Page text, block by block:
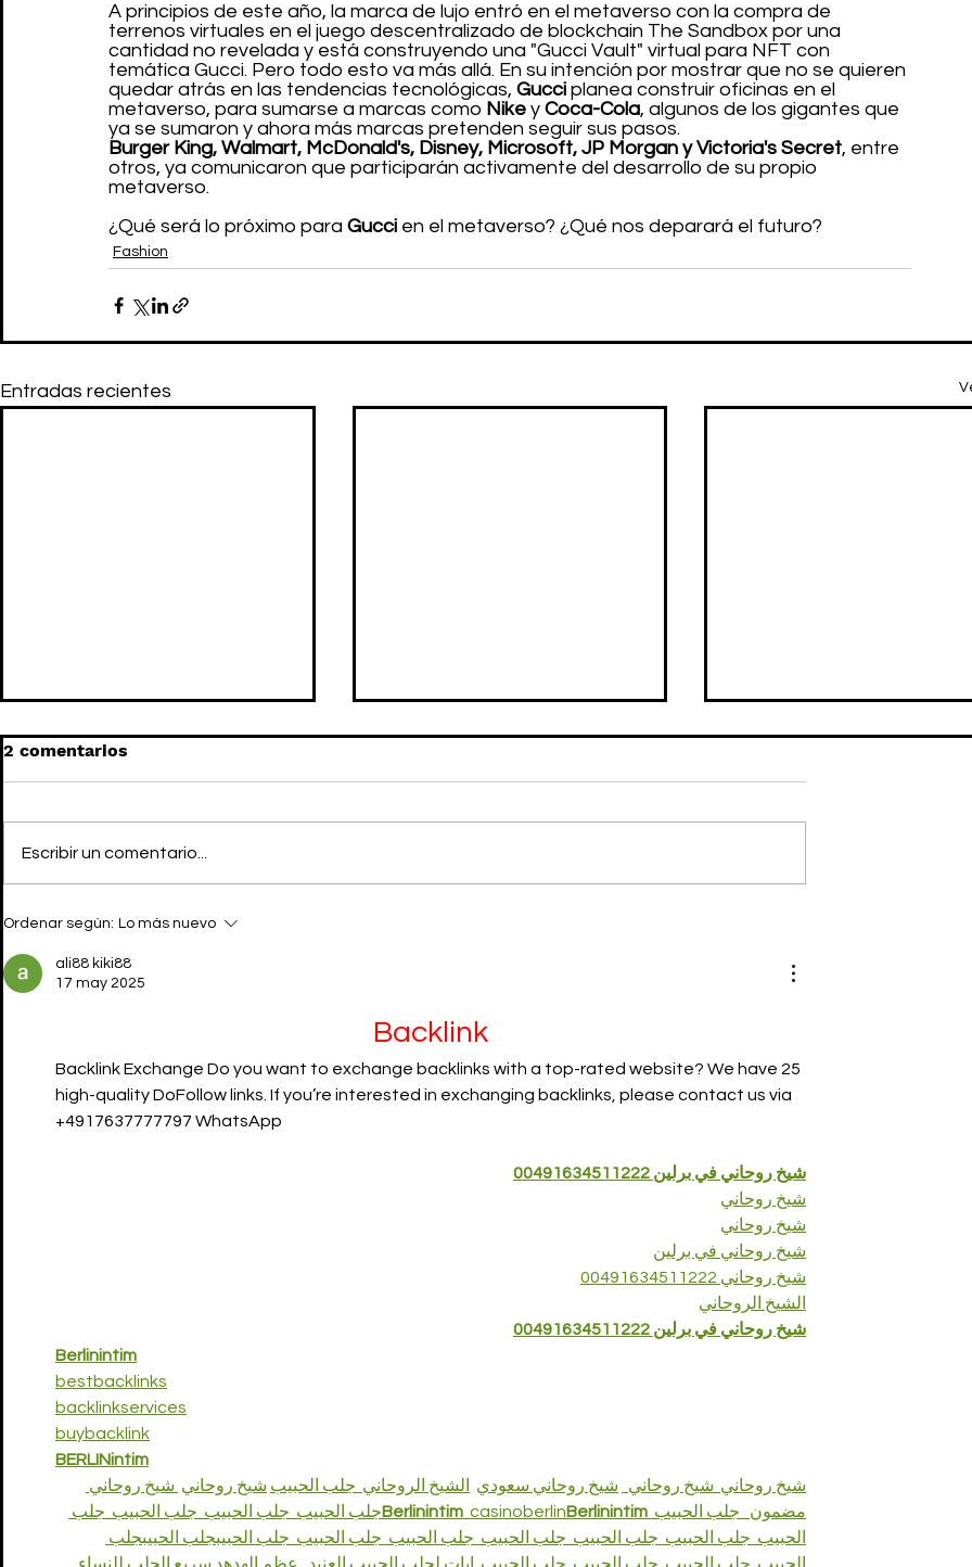
A principios de este año, la marca de lujo entró en el metaverso con la compra de
terrenos virtuales en el juego descentralizado de blockchain The Sandbox por una
cantidad no revelada y está construyendo una "Gucci Vault" virtual para NFT con
temática Gucci. Pero todo esto va más allá. En su intención por mostrar que no se quieren
quedar atrás en las tendencias tecnológicas, Gucci planea construir oficinas en el
metaverso, para sumarse a marcas como Nike y Coca-Cola, algunos de los gigantes que
ya se sumaron y ahora más marcas pretenden seguir sus pasos.
Burger King, Walmart, McDonald's, Disney, Microsoft, JP Morgan y Victoria's Secret, entre
otros, ya comunicaron que participarán activamente del desarrollo de su propio
metaverso.
¿Qué será lo próximo para Gucci en el metaverso? ¿Qué nos deparará el futuro?
Fashion
Entradas recientes
colaboración que no
veíamos venir
2 comentarios
Escribir un comentario...
Ordenar según: Lo más nuevo
ali88 kiki88
17 may 2025
Backlink
Backlink Exchange Do you want to exchange backlinks with a top-rated website? We have 25
high-quality DoFollow links. If you’re interested in exchanging backlinks, please contact us via
+4917637777797 WhatsApp
شيخ روحاني في برلين 00491634511222
شيخ روحاني
شيخ روحاني
شيخ روحاني في برلين
شيخ روحاني 00491634511222
الشيخ الروحاني
شيخ روحاني في برلين 00491634511222
Berlinintim
bestbacklinks
backlinkservices
buybacklink
BERLINintim
شيخ روحاني شيخ روحاني شيخ روحاني سعودي الشيخ الروحاني جلب الحبيب شيخ روحاني شيخ روحاني
مضمون
جلب الحبيب Berlinintim casinoberlinBerlinintim جلب الحبيب جلب الحبيب جلب الحبيب جلب
الحبيب جلب الحبيب جلب الحبيب جلب الحبيب جلب الحبيب جلب الحبيب جلب الحبيبجلب الحبيبجلب